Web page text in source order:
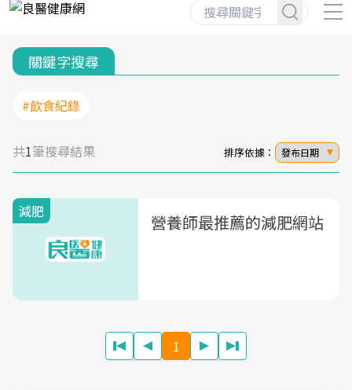
關鍵字搜尋
#飲食紀錄
共1筆搜尋結果 排序依據： 發布日期
減肥 營養師最推薦的減肥網站
1